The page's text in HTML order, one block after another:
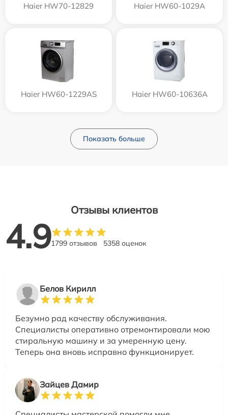
Haier HW70-12829 Haier HW60-1029A
Haier HW60-1229AS Haier HW60-10636A
Показать больше
Отзывы клиентов
4.91799 отзывов 5358 оценок
Белов Кирилл
Безумно рад качеству обслуживания.
Специалисты оперативно отремонтировали мою
стиральную машину и за умеренную цену.
Теперь она вновь исправно функционирует.
Зайцев Дамир